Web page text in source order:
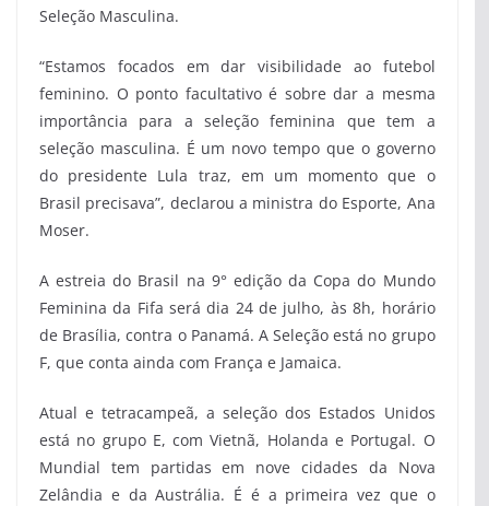
Seleção Masculina.
“Estamos focados em dar visibilidade ao futebol
feminino. O ponto facultativo é sobre dar a mesma
importância para a seleção feminina que tem a
seleção masculina. É um novo tempo que o governo
do presidente Lula traz, em um momento que o
Brasil precisava”, declarou a ministra do Esporte, Ana
Moser.
A estreia do Brasil na 9° edição da Copa do Mundo
Feminina da Fifa será dia 24 de julho, às 8h, horário
de Brasília, contra o Panamá. A Seleção está no grupo
F, que conta ainda com França e Jamaica.
Atual e tetracampeã, a seleção dos Estados Unidos
está no grupo E, com Vietnã, Holanda e Portugal. O
Mundial tem partidas em nove cidades da Nova
Zelândia e da Austrália. É é a primeira vez que o